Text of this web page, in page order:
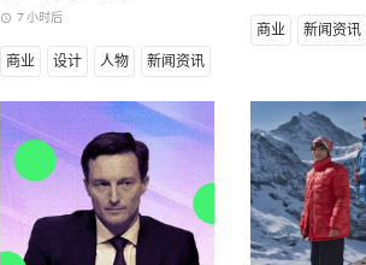
access_time 7 小时后
商业 设计 人物 新闻资讯
商业 新闻资讯